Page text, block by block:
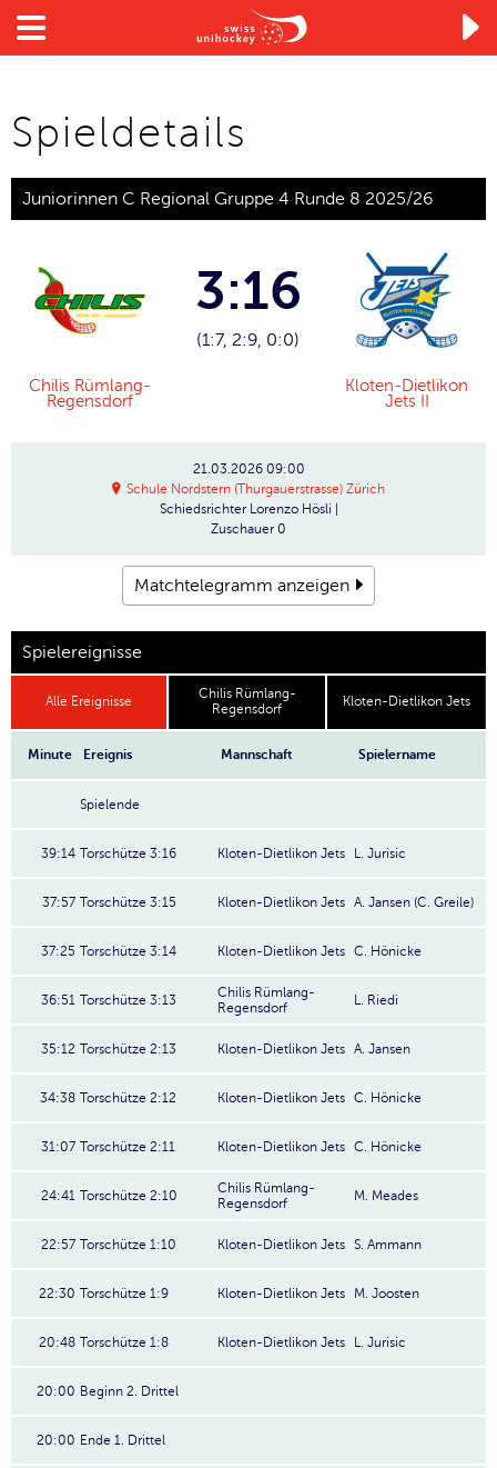

Spieldetails
Juniorinnen C Regional Gruppe 4 Runde 8 2025/26
Chilis Rümlang-
Regensdorf
3:16
(1:7, 2:9, 0:0)
Kloten-Dietlikon
Jets II
21.03.2026 09:00
Schule Nordstern (Thurgauerstrasse) Zürich
Schiedsrichter Lorenzo Hösli |
Zuschauer 0
Matchtelegramm anzeigen
Spielereignisse
Alle Ereignisse
Chilis Rümlang-
Regensdorf
Kloten-Dietlikon Jets
Minute Ereignis Mannschaft Spielername
Spielende
39:14 Torschütze 3:16 Kloten-Dietlikon Jets L. Jurisic
37:57 Torschütze 3:15 Kloten-Dietlikon Jets A. Jansen (C. Greile)
37:25 Torschütze 3:14 Kloten-Dietlikon Jets C. Hönicke
36:51 Torschütze 3:13
Chilis Rümlang-
Regensdorf
L. Riedi
35:12 Torschütze 2:13 Kloten-Dietlikon Jets A. Jansen
34:38 Torschütze 2:12 Kloten-Dietlikon Jets C. Hönicke
31:07 Torschütze 2:11 Kloten-Dietlikon Jets C. Hönicke
24:41 Torschütze 2:10
Chilis Rümlang-
Regensdorf
M. Meades
22:57 Torschütze 1:10 Kloten-Dietlikon Jets S. Ammann
22:30 Torschütze 1:9 Kloten-Dietlikon Jets M. Joosten
20:48 Torschütze 1:8 Kloten-Dietlikon Jets L. Jurisic
20:00 Beginn 2. Drittel
20:00 Ende 1. Drittel